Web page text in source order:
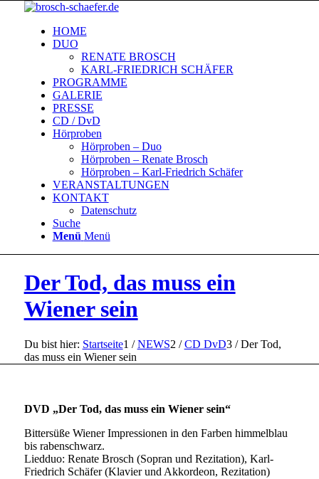
HOME
DUO
RENATE BROSCH
KARL-FRIEDRICH SCHÄFER
PROGRAMME
GALERIE
PRESSE
CD / DvD
Hörproben
Hörproben – Duo
Hörproben – Renate Brosch
Hörproben – Karl-Friedrich Schäfer
VERANSTALTUNGEN
KONTAKT
Datenschutz
Suche
Menü Menü
Der Tod, das muss ein
Wiener sein
Du bist hier: Startseite1 / NEWS2 / CD DvD3 / Der Tod,
das muss ein Wiener sein
DVD „Der Tod, das muss ein Wiener sein“
Bittersüße Wiener Impressionen in den Farben himmelblau
bis rabenschwarz.
Liedduo: Renate Brosch (Sopran und Rezitation), Karl-
Friedrich Schäfer (Klavier und Akkordeon, Rezitation)